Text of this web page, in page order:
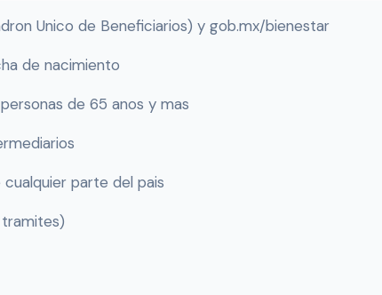
Unico de Beneficiarios) y gob.mx/bienestar
de nacimiento
de 65 anos y mas
parte del pais